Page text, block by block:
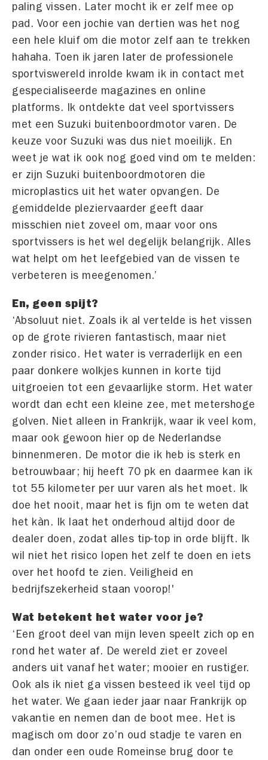
paling vissen. Later mocht ik er zelf mee op
pad. Voor een jochie van dertien was het nog
een hele kluif om die motor zelf aan te trekken
hahaha. Toen ik jaren later de professionele
sportviswereld inrolde kwam ik in contact met
gespecialiseerde magazines en online
platforms. Ik ontdekte dat veel sportvissers
met een Suzuki buitenboordmotor varen. De
keuze voor Suzuki was dus niet moeilijk. En
weet je wat ik ook nog goed vind om te melden:
er zijn Suzuki buitenboordmotoren die
microplastics uit het water opvangen. De
gemiddelde pleziervaarder geeft daar
misschien niet zoveel om, maar voor ons
sportvissers is het wel degelijk belangrijk. Alles
wat helpt om het leefgebied van de vissen te
verbeteren is meegenomen.’
En, geen spijt?
‘Absoluut niet. Zoals ik al vertelde is het vissen
op de grote rivieren fantastisch, maar niet
zonder risico. Het water is verraderlijk en een
paar donkere wolkjes kunnen in korte tijd
uitgroeien tot een gevaarlijke storm. Het water
wordt dan echt een kleine zee, met metershoge
golven. Niet alleen in Frankrijk, waar ik veel kom,
maar ook gewoon hier op de Nederlandse
binnenmeren. De motor die ik heb is sterk en
betrouwbaar; hij heeft 70 pk en daarmee kan ik
tot 55 kilometer per uur varen als het moet. Ik
doe het nooit, maar het is fijn om te weten dat
het kàn. Ik laat het onderhoud altijd door de
dealer doen, zodat alles tip-top in orde blijft. Ik
wil niet het risico lopen het zelf te doen en iets
over het hoofd te zien. Veiligheid en
bedrijfszekerheid staan voorop!'
Wat betekent het water voor je?
‘Een groot deel van mijn leven speelt zich op en
rond het water af. De wereld ziet er zoveel
anders uit vanaf het water; mooier en rustiger.
Ook als ik niet ga vissen besteed ik veel tijd op
het water. We gaan ieder jaar naar Frankrijk op
vakantie en nemen dan de boot mee. Het is
magisch om door zo’n oud stadje te varen en
dan onder een oude Romeinse brug door te